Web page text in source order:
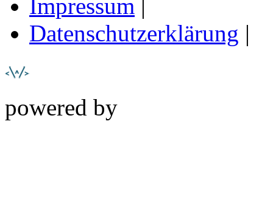
Impressum |
Datenschutzerklärung |
powered by